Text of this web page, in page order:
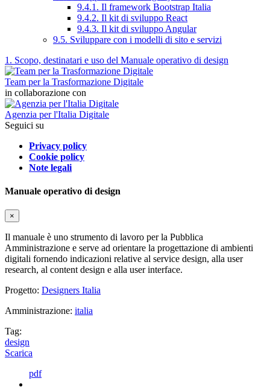
9.4.1. Il framework Bootstrap Italia
9.4.2. Il kit di sviluppo React
9.4.3. Il kit di sviluppo Angular
9.5. Sviluppare con i modelli di sito e servizi
1. Scopo, destinatari e uso del Manuale operativo di design
Team per la Trasformazione Digitale
in collaborazione con
Agenzia per l'Italia Digitale
Seguici su
Privacy policy
Cookie policy
Note legali
Manuale operativo di design
×
Il manuale è uno strumento di lavoro per la Pubblica
Amministrazione e serve ad orientare la progettazione di ambienti
digitali fornendo indicazioni relative al service design, alla user
research, al content design e alla user interface.
Progetto: Designers Italia
Amministrazione: italia
Tag:
design
Scarica
pdf